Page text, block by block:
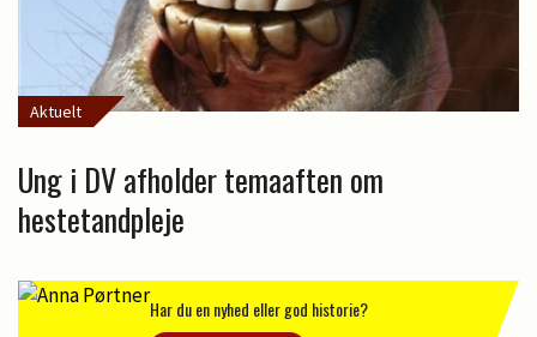
Aktuelt
Ung i DV afholder temaaften om
hestetandpleje
Har du en nyhed eller god historie?